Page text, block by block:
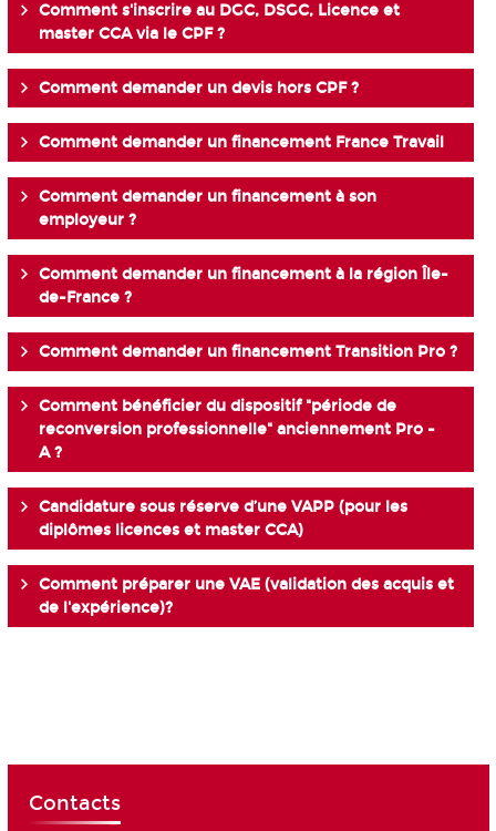
Comment s'inscrire au DGC, DSGC, Licence et
master CCA via le CPF ?
Comment demander un devis hors CPF ?
Comment demander un financement France Travail
Comment demander un financement à son
employeur ?
Comment demander un financement à la région Île-
de-France ?
Comment demander un financement Transition Pro ?
Comment bénéficier du dispositif "période de
reconversion professionnelle" anciennement Pro -
A ?
Candidature sous réserve d’une VAPP (pour les
diplômes licences et master CCA)
Comment préparer une VAE (validation des acquis et
de l'expérience)?
Contacts